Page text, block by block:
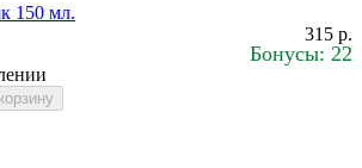
150 мл.
315 р.
Бонусы: 22